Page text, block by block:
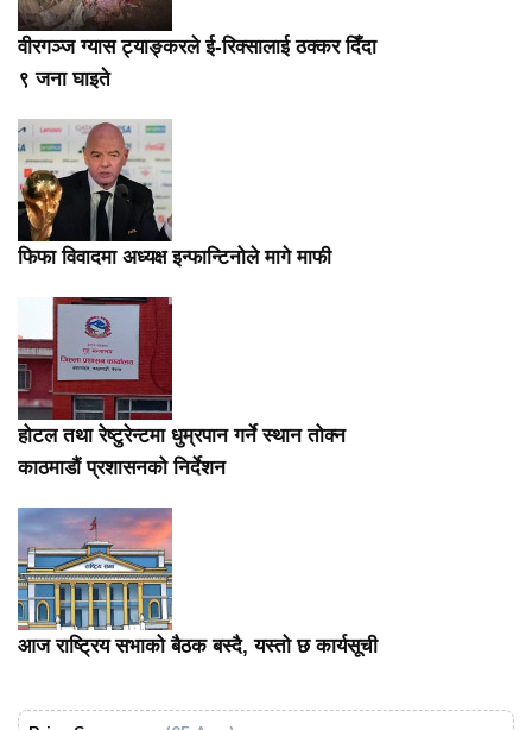
वीरगञ्ज ग्यास ट्याङ्करले ई-रिक्सालाई ठक्कर दिँदा
९ जना घाइते
फिफा विवादमा अध्यक्ष इन्फान्टिनोले मागे माफी
होटल तथा रेष्टुरेन्टमा धुम्रपान गर्ने स्थान तोक्न
काठमाडौं प्रशासनको निर्देशन
आज राष्ट्रिय सभाको बैठक बस्दै, यस्तो छ कार्यसूची